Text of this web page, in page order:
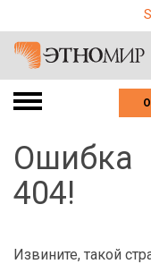
Ошибка
404!
Извините, такой